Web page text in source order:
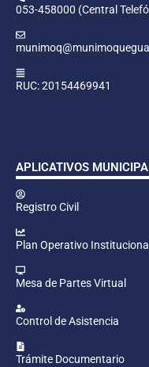
053-458000 (Central
RUC: 20154469941
APLICATIVOS
Registro Civil
Plan Operativo Institucional
Mesa de Partes Virtual
Control de Asistencia
Trámite Documentario